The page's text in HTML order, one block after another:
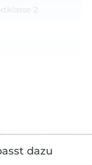
2
dazu